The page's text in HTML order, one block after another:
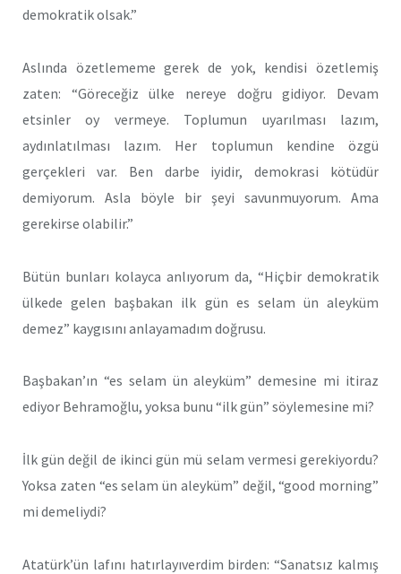
demokratik olsak.”
Aslında özetlememe gerek de yok, kendisi özetlemiş
zaten: “Göreceğiz ülke nereye doğru gidiyor. Devam
etsinler oy vermeye. Toplumun uyarılması lazım,
aydınlatılması lazım. Her toplumun kendine özgü
gerçekleri var. Ben darbe iyidir, demokrasi kötüdür
demiyorum. Asla böyle bir şeyi savunmuyorum. Ama
gerekirse olabilir.”
Bütün bunları kolayca anlıyorum da, “Hiçbir demokratik
ülkede gelen başbakan ilk gün es selam ün aleyküm
demez” kaygısını anlayamadım doğrusu.
Başbakan’ın “es selam ün aleyküm” demesine mi itiraz
ediyor Behramoğlu, yoksa bunu “ilk gün” söylemesine mi?
İlk gün değil de ikinci gün mü selam vermesi gerekiyordu?
Yoksa zaten “es selam ün aleyküm” değil, “good morning”
mi demeliydi?
Atatürk’ün lafını hatırlayıverdim birden: “Sanatsız kalmış